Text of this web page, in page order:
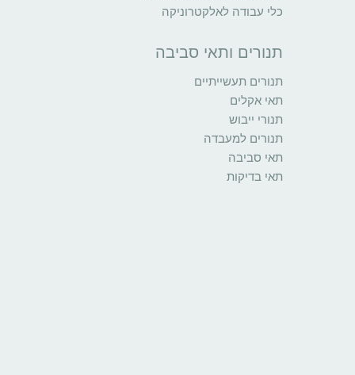
כלי עבודה לאלקטרוניקה
תנורים ותאי סביבה
תנורים תעשייתיים
תאי אקלים
תנורי ייבוש
תנורים למעבדה
תאי סביבה
תאי בדיקות